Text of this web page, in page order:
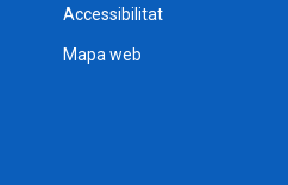
Accessibilitat
Mapa web